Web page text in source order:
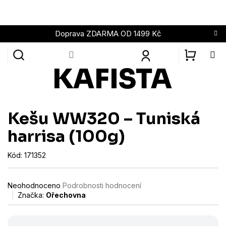
obsah
Doprava ZDARMA OD 1499 Kč
Kešu WW320 – Tuniská
harrisa (100g)
Kód: 171352
Průměrné
hodnocení
produktu
Neohodnoceno Podrobnosti hodnocení
Značka: Ořechovna